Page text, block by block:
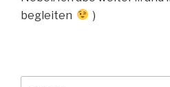
begleiten
)